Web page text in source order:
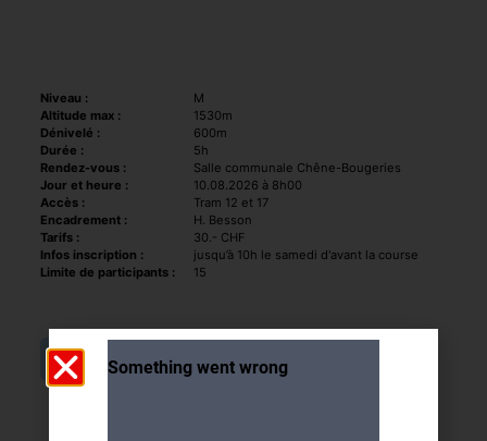
Niveau :
M
Altitude max :
1530m
Dénivelé :
600m
Durée :
5h
Rendez-vous :
Salle communale Chêne-Bougeries
Jour et heure :
10.08.2026 à 8h00
Accès :
Tram 12 et 17
Encadrement :
H. Besson
Tarifs :
30.- CHF
Infos inscription :
jusqu’à 10h le samedi d'avant la course
Limite de participants :
15
PLUS D'INFORMATIONS